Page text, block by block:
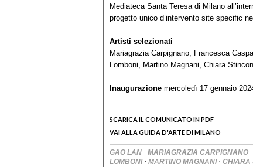
Mediateca Santa Teresa di Milano
progetto unico d’intervento site specific
Artisti selezionati
Mariagrazia Carpignano, Francesca
Lomboni, Martino Magnani, Chiara
Inaugurazione mercoledì 17 gennaio
SCARICA IL COMUNICATO IN PDF
VAI ALLA GUIDA D'ARTE DI MILANO
GAO LAN · MARIAGRAZIA CARPIGNANO ·
LOMBONI · MARTINO MAGNANI · CHIARA